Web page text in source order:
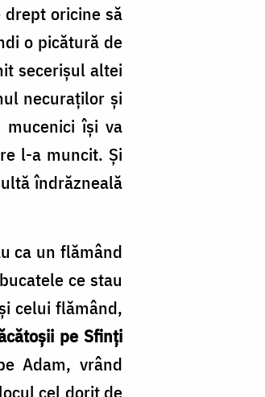
oricine să
o picătură de
secerișul altei
necuraților și
își va
l-a muncit. Și
îndrăzneală
ca un flămând
ce stau
celui flămând,
pe Sfinți
Adam, vrând
cel dorit de